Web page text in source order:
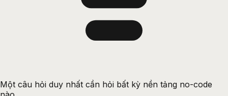
Một câu hỏi duy nhất cần hỏi bất kỳ nền tảng no-code